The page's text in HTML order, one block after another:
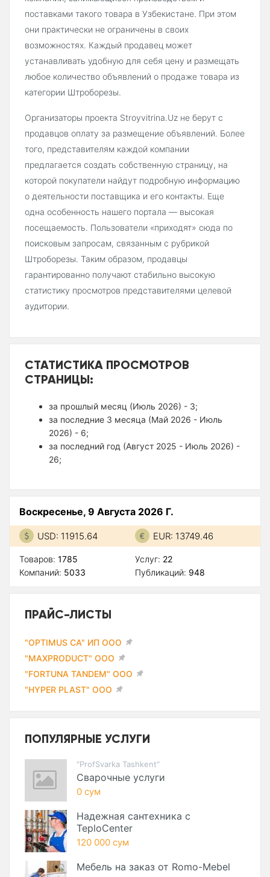
поставками такого товара в Узбекистане. При этом
они практически не ограничены в своих
возможностях. Каждый продавец может
устанавливать удобную для себя цену и размещать
любое количество объявлений о продаже товара из
категории Штроборезы.
Организаторы проекта Stroyvitrina.Uz не берут с
продавцов оплату за размещение объявлений. Более
того, представителям каждой компании
предлагается создать собственную страницу, на
которой покупатели найдут подробную информацию
о деятельности поставщика и его контакты. Еще
одна особенность нашего портала — высокая
посещаемость. Пользователи «приходят» сюда по
поисковым запросам, связанным с рубрикой
Штроборезы. Таким образом, продавцы
гарантированно получают стабильно высокую
статистику просмотров представителями целевой
аудитории.
СТАТИСТИКА ПРОСМОТРОВ
СТРАНИЦЫ:
за прошлый месяц (Июль 2026) - 3;
за последние 3 месяца (Май 2026 - Июль
2026) - 6;
за последний год (Август 2025 - Июль 2026) -
26;
Воскресенье, 9 Августа 2026 Г.
USD: 11915.64 EUR: 13749.46
Товаров: 1785
Компаний: 5033
Услуг: 22
Публикаций: 948
ПРАЙС-ЛИСТЫ
"OPTIMUS CA" ИП ООО
"MAXPRODUCT" ООО
"FORTUNA TANDEM" ООО
"HYPER PLAST" ООО
ПОПУЛЯРНЫЕ УСЛУГИ
"ProfSvarka Tashkent"
Сварочные услуги
0 сум
Надежная сантехника с
TeploCenter
120 000 сум
Мебель на заказ от Romo-Mebel